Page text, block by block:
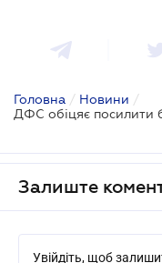
Головна / Новини /
Залиште
Увійдіть, щоб